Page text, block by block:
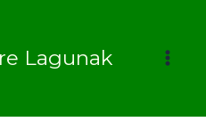
Lagunak